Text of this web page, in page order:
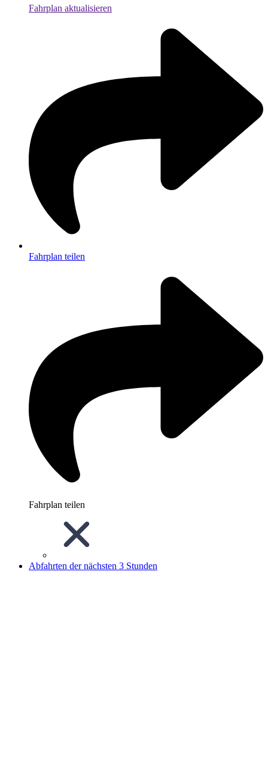
Fahrplan aktualisieren
Fahrplan teilen
Fahrplan teilen
Abfahrten der nächsten 3 Stunden